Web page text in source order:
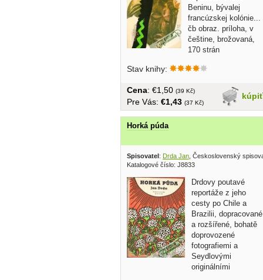
Beninu, bývalej
francúzskej kolónie...
čb obraz. príloha, v
češtine, brožovaná,
170 strán
Stav knihy:
kúpiť
Cena: €1,50 (39 Kč)
Pre Vás: €1,43 (37 Kč)
Horká púda
Spisovatel: Drda Jan , Československý
Katalogové číslo: J8833
Drdovy poutavé
reportáže z jeho
cesty po Chile a
Brazilii, dopracované
a rozšířené, bohatě
doprovozené
fotografiemi a
Seydlovými
originálními